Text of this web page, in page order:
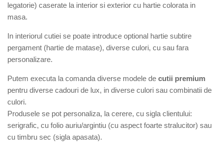
legatorie) caserate la interior si exterior cu hartie colorata in
masa.
In interiorul cutiei se poate introduce optional hartie subtire
pergament (hartie de matase), diverse culori, cu sau fara
personalizare.
Putem executa la comanda diverse modele de cutii premium
pentru diverse cadouri de lux, in diverse culori sau combinatii de
culori.
Produsele se pot personaliza, la cerere, cu sigla clientului:
serigrafic, cu folio auriu/argintiu (cu aspect foarte stralucitor) sau
cu timbru sec (sigla apasata).